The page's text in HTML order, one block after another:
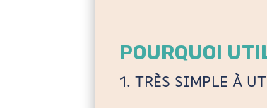
POURQUOI
1. TRÈS SIMPLE À